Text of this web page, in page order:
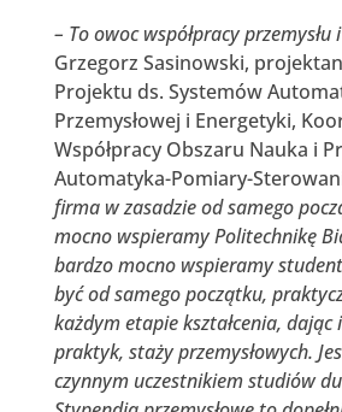
– To owoc współpracy przemysłu
Grzegorz Sasinowski,
Projektu ds. Systemów
Przemysłowej i Energetyki,
Współpracy Obszaru Nauka i
Automatyka-Pomiary-
firma w zasadzie od samego
mocno wspieramy Politechnikę
bardzo mocno wspieramy
być od samego początku,
każdym etapie kształcenia, dając
praktyk, staży przemysłowych.
czynnym uczestnikiem studiów